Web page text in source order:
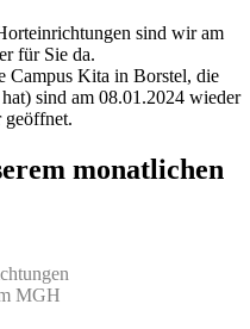
sind wir am
für Sie da.
Campus Kita in Borstel, die
sind am 08.01.2024 wieder
monatlichen
MGH